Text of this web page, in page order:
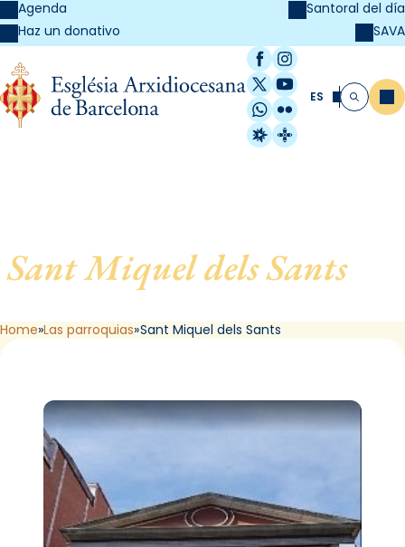
Agenda
Haz un donativo
Santoral del día
SAVA
Facebook
Instagram
X / Twitter
YouTube
WhatsApp
Flickr
Radio Estel
Catalunya
ES Buscar
Sant Miquel dels Sants, de
Barcelona
Home Las parroquias Sant Miquel dels Sants